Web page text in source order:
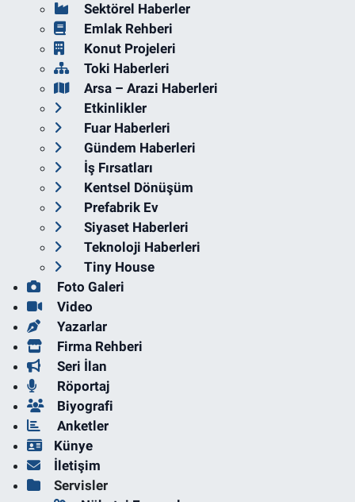
Sektörel Haberler
Emlak Rehberi
Konut Projeleri
Toki Haberleri
Arsa – Arazi Haberleri
Etkinlikler
Fuar Haberleri
Gündem Haberleri
İş Fırsatları
Kentsel Dönüşüm
Prefabrik Ev
Siyaset Haberleri
Teknoloji Haberleri
Tiny House
Foto Galeri
Video
Yazarlar
Firma Rehberi
Seri İlan
Röportaj
Biyografi
Anketler
Künye
İletişim
Servisler